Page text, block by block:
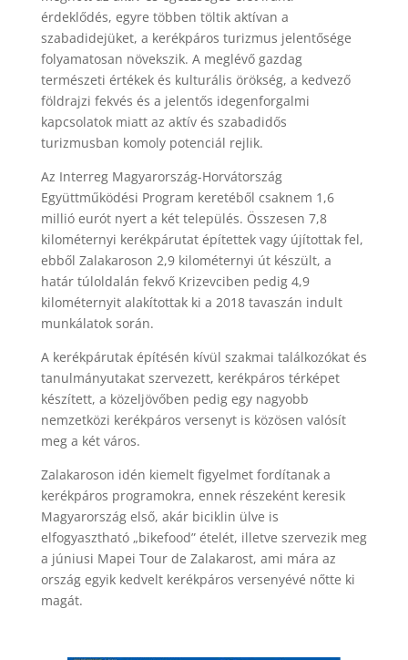
érdeklődés, egyre többen töltik aktívan a
szabadidejüket, a kerékpáros turizmus jelentősége
folyamatosan növekszik. A meglévő gazdag
természeti értékek és kulturális örökség, a kedvező
földrajzi fekvés és a jelentős idegenforgalmi
kapcsolatok miatt az aktív és szabadidős
turizmusban komoly potenciál rejlik.
Az Interreg Magyarország-Horvátország
Együttműködési Program keretéből csaknem 1,6
millió eurót nyert a két település. Összesen 7,8
kilométernyi kerékpárutat építettek vagy újítottak fel,
ebből Zalakaroson 2,9 kilométernyi út készült, a
határ túloldalán fekvő Krizevciben pedig 4,9
kilométernyit alakítottak ki a 2018 tavaszán indult
munkálatok során.
A kerékpárutak építésén kívül szakmai találkozókat és
tanulmányutakat szervezett, kerékpáros térképet
készített, a közeljövőben pedig egy nagyobb
nemzetközi kerékpáros versenyt is közösen valósít
meg a két város.
Zalakaroson idén kiemelt figyelmet fordítanak a
kerékpáros programokra, ennek részeként keresik
Magyarország első, akár biciklin ülve is
elfogyasztható „bikefood” ételét, illetve szervezik meg
a júniusi Mapei Tour de Zalakarost, ami mára az
ország egyik kedvelt kerékpáros versenyévé nőtte ki
magát.